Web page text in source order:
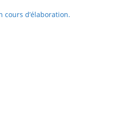
d’élaboration.